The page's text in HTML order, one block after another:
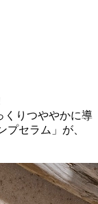
くりつややかに導
プセラム」が、